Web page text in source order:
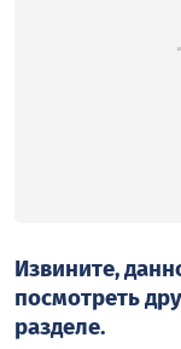
Извините,
посмотреть
разделе.